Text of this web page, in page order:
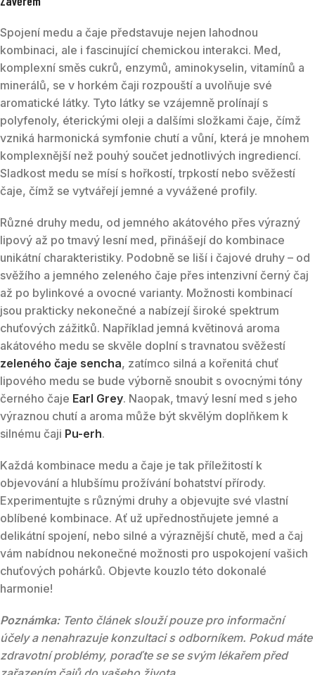
Spojení medu a čaje představuje nejen lahodnou
kombinaci, ale i fascinující chemickou interakci. Med,
komplexní směs cukrů, enzymů, aminokyselin, vitamínů a
minerálů, se v horkém čaji rozpouští a uvolňuje své
aromatické látky. Tyto látky se vzájemně prolínají s
polyfenoly, éterickými oleji a dalšími složkami čaje, čímž
vzniká harmonická symfonie chutí a vůní, která je mnohem
komplexnější než pouhý součet jednotlivých ingrediencí.
Sladkost medu se mísí s hořkostí, trpkostí nebo svěžestí
čaje, čímž se vytvářejí jemné a vyvážené profily.
Různé druhy medu, od jemného akátového přes výrazný
lipový až po tmavý lesní med, přinášejí do kombinace
unikátní charakteristiky. Podobně se liší i čajové druhy – od
svěžího a jemného zeleného čaje přes intenzivní černý čaj
až po bylinkové a ovocné varianty. Možnosti kombinací
jsou prakticky nekonečné a nabízejí široké spektrum
chuťových zážitků. Například jemná květinová aroma
akátového medu se skvěle doplní s travnatou svěžestí
zeleného čaje sencha, zatímco silná a kořenitá chuť
lipového medu se bude výborně snoubit s ovocnými tóny
černého čaje Earl Grey. Naopak, tmavý lesní med s jeho
výraznou chutí a aroma může být skvělým doplňkem k
silnému čaji Pu-erh.
Každá kombinace medu a čaje je tak příležitostí k
objevování a hlubšímu prožívání bohatství přírody.
Experimentujte s různými druhy a objevujte své vlastní
oblíbené kombinace. Ať už upřednostňujete jemné a
delikátní spojení, nebo silné a výraznější chutě, med a čaj
vám nabídnou nekonečné možnosti pro uspokojení vašich
chuťových pohárků. Objevte kouzlo této dokonalé
harmonie!
Poznámka:Tento článek slouží pouze pro informační
účely a nenahrazuje konzultaci s odborníkem. Pokud máte
zdravotní problémy, poraďte se se svým lékařem před